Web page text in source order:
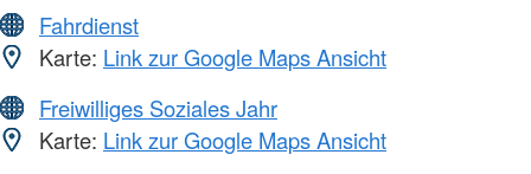
Fahrdienst
Karte: Link zur Google Maps Ansicht
Freiwilliges Soziales Jahr
Karte: Link zur Google Maps Ansicht